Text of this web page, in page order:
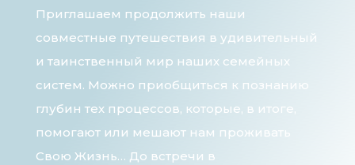
Приглашаем продолжить наши
совместные путешествия в удивительный
и таинственный мир наших семейных
систем. Можно приобщиться к познанию
глубин тех процессов, которые, в итоге,
помогают или мешают нам проживать
Свою Жизнь… До встречи в